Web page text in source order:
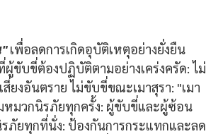
" เพื่อลดการเกิดอุบัติเหตุอย่างยั่งยืน
ขับขี่ต้องปฏิบัติตามอย่างเคร่งครัด: ไม่
ยงอันตราย ไม่ขับขี่ขณะเมาสุรา: "เมา
หมวกนิรภัยทุกครั้ง: ผู้ขับขี่และผู้ซ้อน
ภัยทุกที่นั่ง: ป้องกันการกระแทกและลด